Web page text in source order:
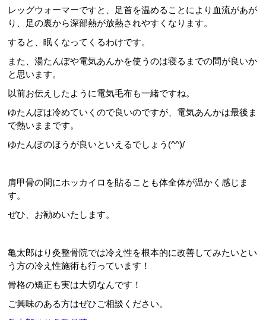
レッグウォーマーですと、足首を温めることにより血流があが
り、足の裏から深部熱が放熱されやすくなります。
すると、眠くなってくるわけです。
また、湯たんぽや電気あんかを使うのは寝るまでの間が良いか
と思います。
以前お伝えしたように電気毛布も一緒ですね。
ゆたんぽは冷めていくので良いのですが、電気あんかは最後ま
で熱いままです。
ゆたんぽのほうが良いといえるでしょう(^^)/
肩甲骨の間にホッカイロを貼ることも体全体が温かく感じま
す。
ぜひ、お勧めいたします。
亀太郎はり灸整骨院では冷え性を根本的に改善してみたいとい
う方の冷え性施術も行っています！
骨格の矯正も実は大切なんです！
ご興味のある方はぜひご相談ください。